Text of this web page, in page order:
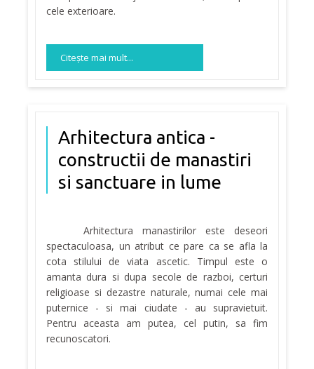
cele exterioare.
Citeşte mai mult...
Arhitectura antica -
constructii de manastiri
si sanctuare in lume
Arhitectura manastirilor este deseori
spectaculoasa, un atribut ce pare ca se afla la
cota stilului de viata ascetic. Timpul este o
amanta dura si dupa secole de razboi, certuri
religioase si dezastre naturale, numai cele mai
puternice - si mai ciudate - au supravietuit.
Pentru aceasta am putea, cel putin, sa fim
recunoscatori.